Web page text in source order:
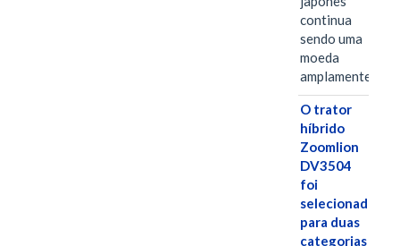
continua
sendo uma
moeda
amplamente…
O trator
híbrido
Zoomlion
DV3504
foi
selecionado
para duas
categorias